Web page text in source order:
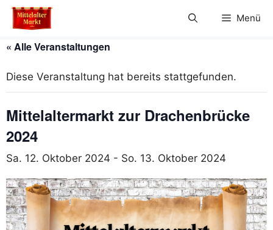
Zum
Inhalt
Menü
« Alle Veranstaltungen
Diese Veranstaltung hat bereits stattgefunden.
Mittelaltermarkt zur Drachenbrücke
2024
Sa. 12. Oktober 2024 - So. 13. Oktober 2024